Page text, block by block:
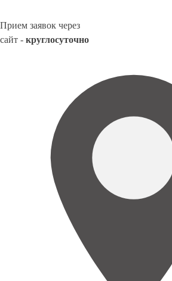
Прием заявок через
сайт - круглосуточно